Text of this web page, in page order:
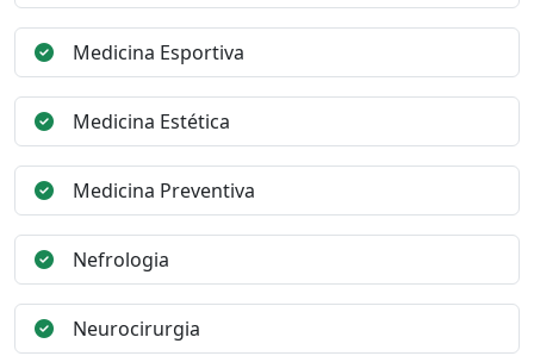
Medicina Esportiva
Medicina Estética
Medicina Preventiva
Nefrologia
Neurocirurgia